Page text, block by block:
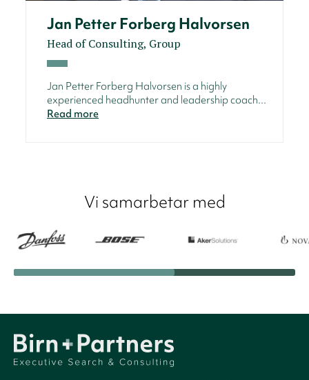
Jan Petter Forberg Halvorsen
Head of Consulting, Group
Jan Petter Forberg Halvorsen is a highly
experienced headhunter and leadership coach...
Read more
Vi samarbetar med